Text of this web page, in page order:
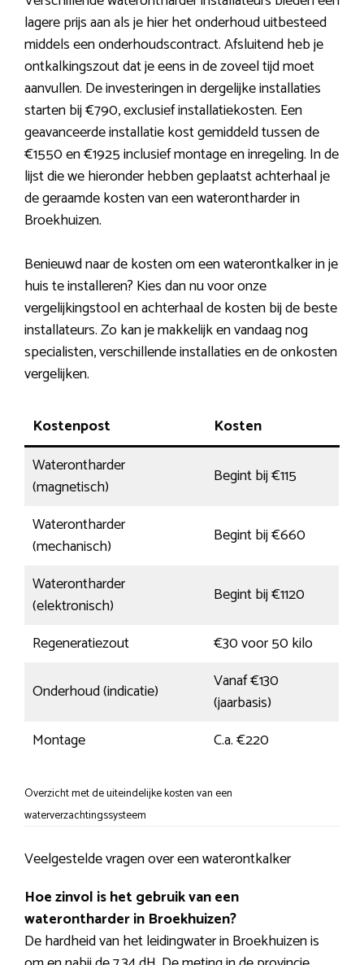
lagere prijs aan als je hier het onderhoud uitbesteed
middels een onderhoudscontract. Afsluitend heb je
ontkalkingszout dat je eens in de zoveel tijd moet
aanvullen. De investeringen in dergelijke installaties
starten bij €790, exclusief installatiekosten. Een
geavanceerde installatie kost gemiddeld tussen de
€1550 en €1925 inclusief montage en inregeling. In de
lijst die we hieronder hebben geplaatst achterhaal je
de geraamde kosten van een waterontharder in
Broekhuizen.
Benieuwd naar de kosten om een waterontkalker in je
huis te installeren? Kies dan nu voor onze
vergelijkingstool en achterhaal de kosten bij de beste
installateurs. Zo kan je makkelijk en vandaag nog
specialisten, verschillende installaties en de onkosten
vergelijken.
Kostenpost
Kosten
Waterontharder
(magnetisch)
Begint bij €115
Waterontharder
(mechanisch)
Begint bij €660
Waterontharder
(elektronisch)
Begint bij €1120
Regeneratiezout
€30 voor 50 kilo
Onderhoud (indicatie)
Vanaf €130
(jaarbasis)
Montage
C.a. €220
Overzicht met de uiteindelijke kosten van een
waterverzachtingssysteem
Veelgestelde vragen over een waterontkalker
Hoe zinvol is het gebruik van een
waterontharder in Broekhuizen?
De hardheid van het leidingwater in Broekhuizen is